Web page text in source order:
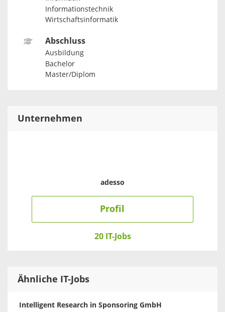
Informationstechnik
Wirtschaftsinformatik
Abschluss
Ausbildung
Bachelor
Master/Diplom
Unternehmen
adesso
Profil
20 IT-Jobs
Ähnliche IT-Jobs
Intelligent Research in Sponsoring GmbH